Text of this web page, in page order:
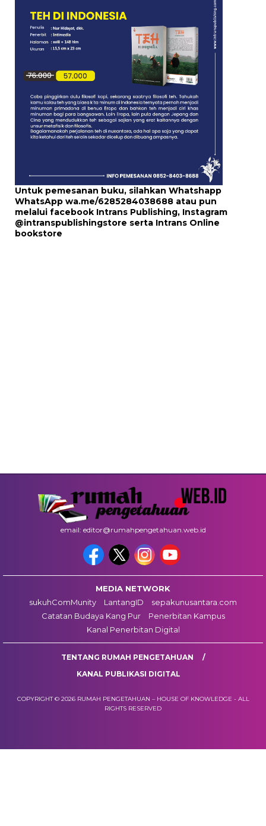
Untuk pemesanan buku, silahkan Whatshapp
WhatsApp wa.me/6285284038688 atau pun
melalui facebook Intrans Publishing, Instagram
@intranspublishingstore serta Intrans Online
bookstore
email: editor@rumahpengetahuan.web.id
MEDIA NETWORK
sukuhComMunity
LantangID
sepakunusantara.com
Catatan Budaya Kang Pur
Penerbitan Kampus
Kanal Penerbitan Digital
TENTANG RUMAH PENGETAHUAN
KANAL PUBLIKASI DIGITAL
COPYRIGHT © 2026 RUMAH PENGETAHUAN – HOUSE OF KNOWLEDGE - ALL
RIGHTS RESERVED